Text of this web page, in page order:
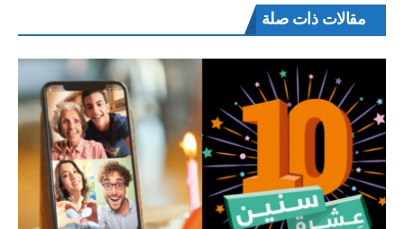
مقالات ذات صلة